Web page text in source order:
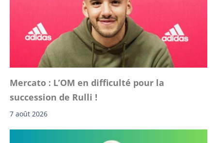
Mercato : L’OM en difficulté pour la
succession de Rulli !
7 août 2026